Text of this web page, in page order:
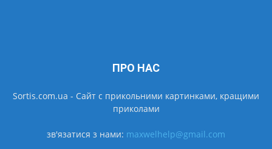
ПРО НАС
Sortis.com.ua - Cайт с прикольними картинками, кращими
приколами
зв'язатися з нами: maxwelhelp@gmail.com